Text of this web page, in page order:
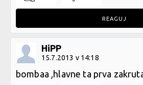
REAGUJ
HiPP
15.7.2013 v 14:18
bombaa ,hlavne ta prva